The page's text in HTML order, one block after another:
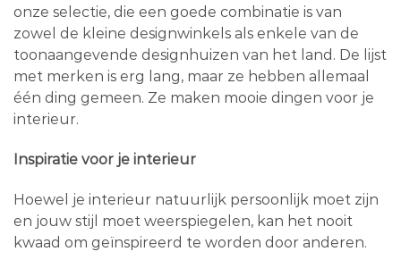
onze selectie, die een goede combinatie is van
zowel de kleine designwinkels als enkele van de
toonaangevende designhuizen van het land. De lijst
met merken is erg lang, maar ze hebben allemaal
één ding gemeen. Ze maken mooie dingen voor je
interieur.
Inspiratie voor je interieur
Hoewel je interieur natuurlijk persoonlijk moet zijn
en jouw stijl moet weerspiegelen, kan het nooit
kwaad om geïnspireerd te worden door anderen.